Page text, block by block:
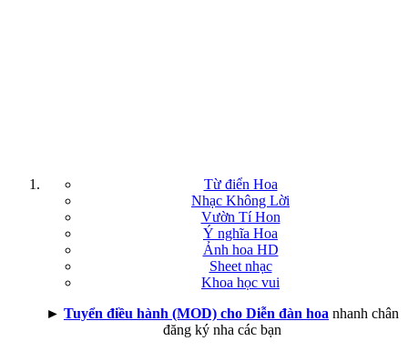
Từ điển Hoa
Nhạc Không Lời
Vườn Tí Hon
Ý nghĩa Hoa
Ảnh hoa HD
Sheet nhạc
Khoa học vui
► Tuyển điều hành (MOD) cho Diễn đàn hoa nhanh chân
đăng ký nha các bạn